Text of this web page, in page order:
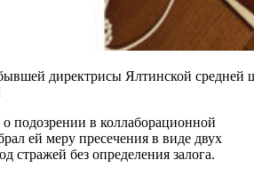
директрисы Ялтинской
подозрении в коллаборационной
ей меру пресечения в виде двух
стражей без определения залога.